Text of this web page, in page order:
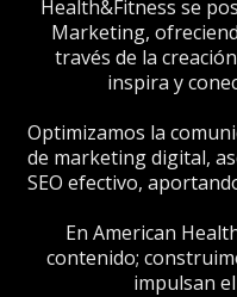
Health&Fitness se
Marketing,
través de la
inspira y
Optimizamos la
de marketing digital,
SEO efectivo,
En American
contenido;
impulsan